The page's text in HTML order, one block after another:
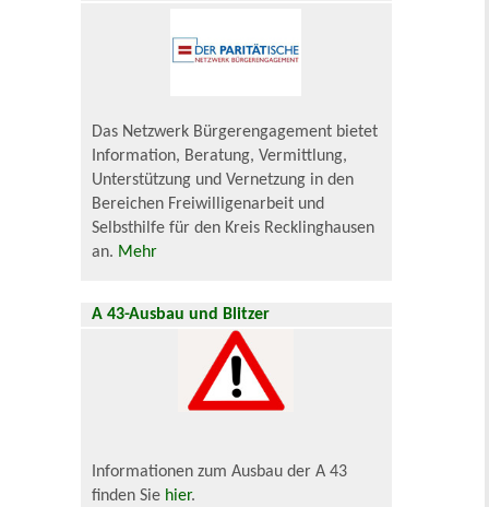
Das Netzwerk Bürgerengagement bietet
Information, Beratung, Vermittlung,
Unterstützung und Vernetzung in den
Bereichen Freiwilligenarbeit und
Selbsthilfe für den Kreis Recklinghausen
an. Mehr
A 43-Ausbau und Blitzer
Informationen zum Ausbau der A 43
finden Sie hier.